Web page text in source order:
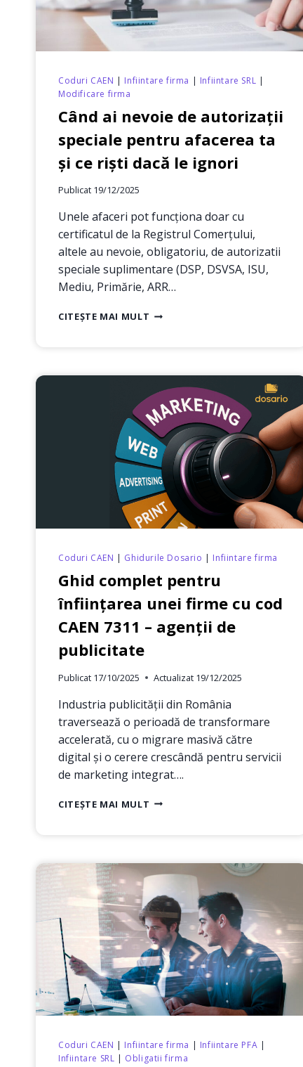
Coduri CAEN | Infiintare firma | Infiintare SRL |
Modificare firma
Când ai nevoie de autorizații
speciale pentru afacerea ta
și ce riști dacă le ignori
Publicat 19/12/2025
Unele afaceri pot funcționa doar cu
certificatul de la Registrul Comerțului,
altele au nevoie, obligatoriu, de autorizatii
speciale suplimentare (DSP, DSVSA, ISU,
Mediu, Primărie, ARR…
CITEȘTE MAI MULT CÂND
SPECIALE
PENTRU
AFACEREA
TA
ȘI
CE
RIȘTI
DACĂ
LE
IGNORI
Coduri CAEN | Ghidurile Dosario | Infiintare firma
Ghid complet pentru
înființarea unei firme cu cod
CAEN 7311 – agenții de
publicitate
Publicat 17/10/2025 Actualizat 19/12/2025
Industria publicității din România
traversează o perioadă de transformare
accelerată, cu o migrare masivă către
digital și o cerere crescândă pentru servicii
de marketing integrat….
CITEȘTE MAI MULT GHID
FIRME
COD
CAEN 7311
–
AGENȚII
DE
PUBLICITATE
Coduri CAEN | Infiintare firma | Infiintare PFA |
Infiintare SRL | Obligatii firma